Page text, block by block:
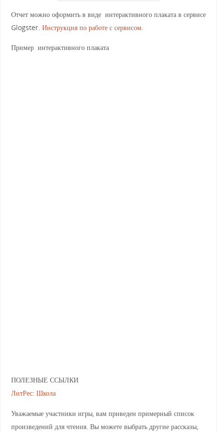
Отчет можно оформить в виде интерактивного плаката в сервисе
Glogster. Инструкция по работе с сервисом.
Пример интерактивного плаката
ПОЛЕЗНЫЕ ССЫЛКИ
ЛитРес: Школа
Уважаемые участники игры, вам приведен примерный список
произведений для чтения. Вы можете выбрать другие рассказы,